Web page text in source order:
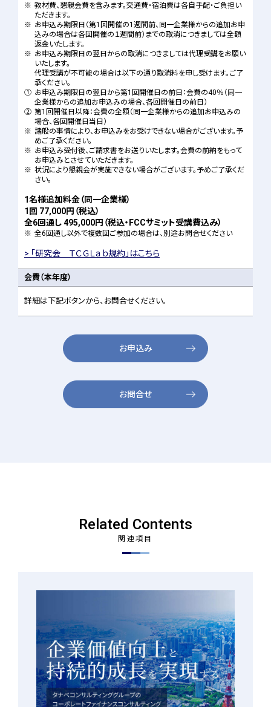
※ 教材費、懇親会費を含みます。交通費・宿泊費は各自手配・ご負担い
ただきます。
※ お申込み期限日（第1回開催の1週間前、同一企業様からの追加お申
込みの場合は各回開催の１週間前）までの取消につきましては全額
返金いたします。
※ お申込み期限日の翌日からの取消につきましては代理受講をお願い
いたします。
代理受講が不可能の場合は以下の通り取消料を申し受けます。ご了
承ください。
① お申込み期限日の翌日から第1回開催日の前日：会費の40％（同一
企業様からの追加お申込みの場合、各回開催日の前日）
② 第1回開催日以降：会費の全額（同一企業様からの追加お申込みの
場合、各回開催日当日）
※ 諸般の事情により、お申込みをお受けできない場合がございます。予
めご了承ください。
※ お申込み受付後、ご請求書をお送りいたします。会費の前納をもって
お申込みとさせていただきます。
※ 状況により懇親会が実施できない場合がございます。予めご了承くだ
さい。
1名様追加料金（同一企業様）
1回 77,000円（税込）
全6回通し 495,000円（税込・FCCサミット受講費込み）
※ 全6回通し以外で複数回ご参加の場合は、別途お問合せください
「研究会 ＴＣＧＬａｂ規約」はこちら
会費（本年度）
詳細は下記ボタンから、お問合せください。
お申込み
お問合せ
Related Contents
関連項目